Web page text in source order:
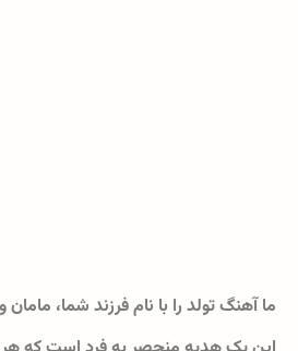
ما آهنگ تولد را با نام فرزند شما،